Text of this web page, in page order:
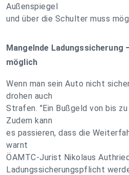
Außenspiegel
und über die Schulter muss
Mangelnde Ladungssicherung
möglich
Wenn man sein Auto nicht
drohen auch
Strafen. "Ein Bußgeld von bis
Zudem kann
es passieren, dass die
warnt
ÖAMTC-Jurist Nikolaus
Ladungssicherungspflicht